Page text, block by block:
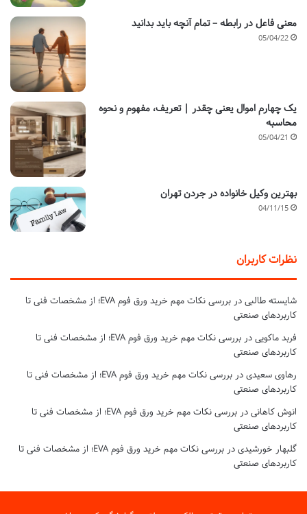
معنی فاعل در رابطه – تمام آنچه باید بدانید
05/04/22
یک چهارم اموال یعنی چقدر | تعریف، مفهوم و نحوه
محاسبه
05/04/21
بهترین وکیل خانواده در جردن تهران
04/11/15
نظرات کاربران
شایسته طالبی در
بررسی نکات مهم خرید ورق فوم EVA؛ از مشخصات فنی تا
کاربردهای صنعتی
فربد ماکویی در
بررسی نکات مهم خرید ورق فوم EVA؛ از مشخصات فنی تا
کاربردهای صنعتی
رهاوی سعیدی در
بررسی نکات مهم خرید ورق فوم EVA؛ از مشخصات فنی تا
کاربردهای صنعتی
انوش کاهانی در
بررسی نکات مهم خرید ورق فوم EVA؛ از مشخصات فنی تا
کاربردهای صنعتی
گلبهار خورشیدی در
بررسی نکات مهم خرید ورق فوم EVA؛ از مشخصات فنی تا
کاربردهای صنعتی